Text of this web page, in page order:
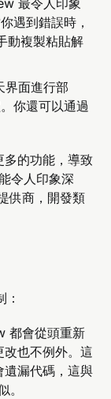
最令人印象
遇到錯誤時，
動複製粘貼解
界面進行部
你還可以通過
的功能，導致
令人印象深
供商，開發類
都會從頭重新
也不例外。這
遺漏代碼，這與
。